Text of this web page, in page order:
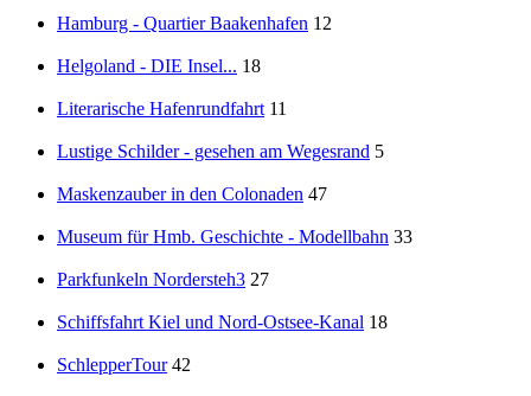
Hamburg - Quartier Baakenhafen 12
Helgoland - DIE Insel... 18
Literarische Hafenrundfahrt 11
Lustige Schilder - gesehen am Wegesrand 5
Maskenzauber in den Colonaden 47
Museum für Hmb. Geschichte - Modellbahn 33
Parkfunkeln Nordersteh3 27
Schiffsfahrt Kiel und Nord-Ostsee-Kanal 18
SchlepperTour 42